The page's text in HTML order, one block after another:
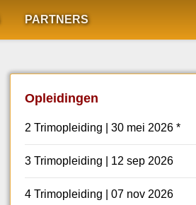
PARTNERS
Opleidingen
2 Trimopleiding | 30 mei 2026 *
3 Trimopleiding | 12 sep 2026
4 Trimopleiding | 07 nov 2026